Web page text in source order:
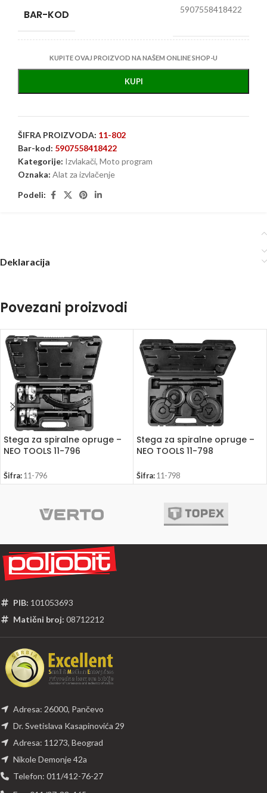
BAR-KOD 5907558418422
KUPITE OVAJ PROIZVOD NA NAŠEM ONLINE SHOP-U
KUPI
ŠIFRA PROIZVODA: 11-802
Bar-kod: 5907558418422
Kategorije: Izvlakači, Moto program
Oznaka: Alat za izvlačenje
Podeli:
Deklaracija
Povezani proizvodi
Stega za spiralne opruge –
NEO TOOLS 11-796
Šifra: 11-796
Stega za spiralne opruge –
NEO TOOLS 11-798
Šifra: 11-798
PIB: 101053693
Matični broj: 08712212
Adresa: 26000, Pančevo
Dr. Svetislava Kasapinovića 29
Adresa: 11273, Beograd
Nikole Demonje 42a
Telefon: 011/412-76-27